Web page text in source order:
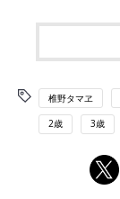
椎野タマヱ
2歳 3歳